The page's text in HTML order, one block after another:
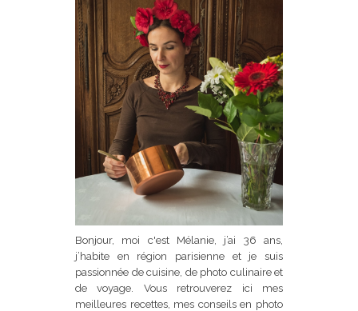
Bonjour, moi c'est Mélanie, j’ai 36 ans,
j’habite en région parisienne et je suis
passionnée de cuisine, de photo culinaire et
de voyage. Vous retrouverez ici mes
meilleures recettes, mes conseils en photo